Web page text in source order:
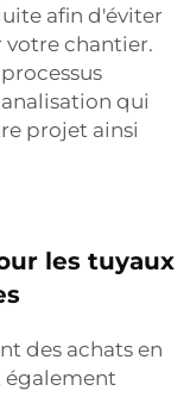
afin d'éviter
chantier.
qui
projet ainsi
les tuyaux
des achats en
également